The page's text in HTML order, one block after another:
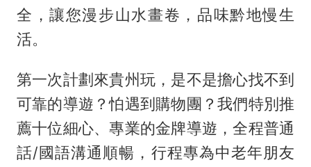
全，讓您漫步山水畫卷，品味黔地慢生
活。
第一次計劃來貴州玩，是不是擔心找不到
可靠的導遊？怕遇到購物團？我們特別推
薦十位細心、專業的金牌導遊，全程普通
話/國語溝通順暢，行程專為中老年朋友